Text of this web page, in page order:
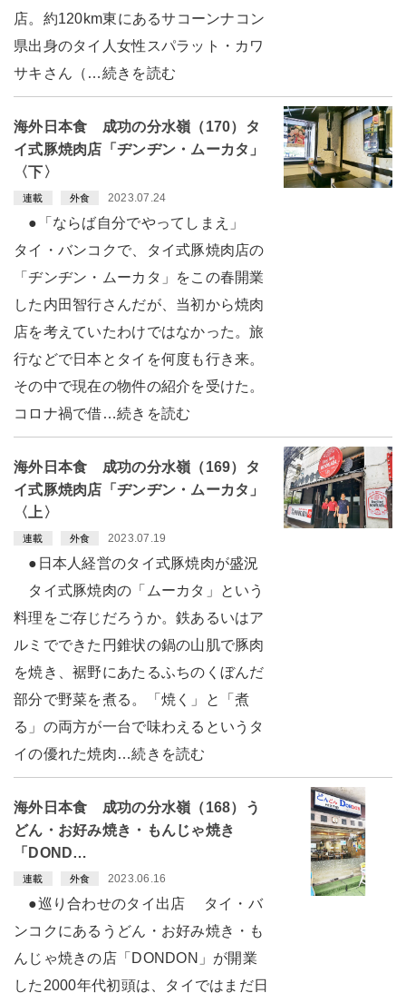
店。約120km東にあるサコーンナコン
県出身のタイ人女性スパラット・カワ
サキさん（…続きを読む
海外日本食 成功の分水嶺（170）タ
イ式豚焼肉店「ヂンヂン・ムーカタ」
〈下〉
連載 外食 2023.07.24
●「ならば自分でやってしまえ」
タイ・バンコクで、タイ式豚焼肉店の
「ヂンヂン・ムーカタ」をこの春開業
した内田智行さんだが、当初から焼肉
店を考えていたわけではなかった。旅
行などで日本とタイを何度も行き来。
その中で現在の物件の紹介を受けた。
コロナ禍で借…続きを読む
海外日本食 成功の分水嶺（169）タ
イ式豚焼肉店「ヂンヂン・ムーカタ」
〈上〉
連載 外食 2023.07.19
●日本人経営のタイ式豚焼肉が盛況
タイ式豚焼肉の「ムーカタ」という
料理をご存じだろうか。鉄あるいはア
ルミでできた円錐状の鍋の山肌で豚肉
を焼き、裾野にあたるふちのくぼんだ
部分で野菜を煮る。「焼く」と「煮
る」の両方が一台で味わえるというタ
イの優れた焼肉…続きを読む
海外日本食 成功の分水嶺（168）う
どん・お好み焼き・もんじゃ焼き
「DOND…
連載 外食 2023.06.16
●巡り合わせのタイ出店 タイ・バ
ンコクにあるうどん・お好み焼き・も
んじゃ焼きの店「DONDON」が開業
した2000年代初頭は、タイではまだ日